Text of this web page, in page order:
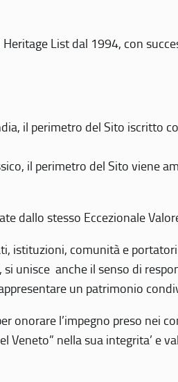
List dal 1994, con
il perimetro del Sito iscritto
il perimetro del Sito viene
dallo stesso Eccezionale
istituzioni, comunità e
unisce anche il senso di
un patrimonio
onorare l’impegno preso nei
nella sua integrita’ e